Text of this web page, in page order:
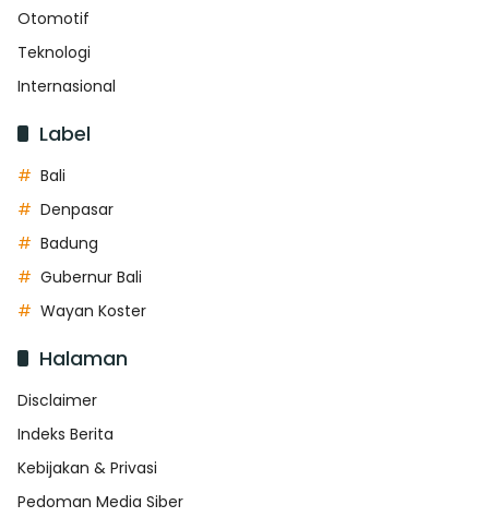
Otomotif
Teknologi
Internasional
Label
Bali
Denpasar
Badung
Gubernur Bali
Wayan Koster
Halaman
Disclaimer
Indeks Berita
Kebijakan & Privasi
Pedoman Media Siber